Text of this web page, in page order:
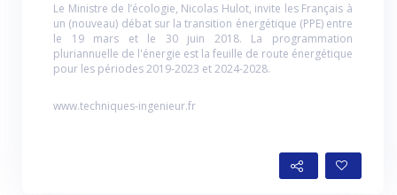
Le Ministre de l’écologie, Nicolas Hulot, invite les Français à
un (nouveau) débat sur la transition énergétique (PPE) entre
le 19 mars et le 30 juin 2018. La programmation
pluriannuelle de l'énergie est la feuille de route énergétique
pour les périodes 2019-2023 et 2024-2028.
www.techniques-ingenieur.fr